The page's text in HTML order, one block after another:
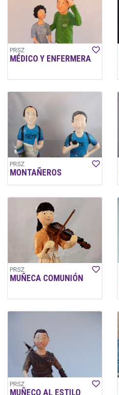
PRSZ
MÉDICO Y ENFERMERA
PRSZ
MONTAÑEROS
PRSZ
MUÑECA COMUNIÓN
PRSZ
MUÑECO AL ESTILO